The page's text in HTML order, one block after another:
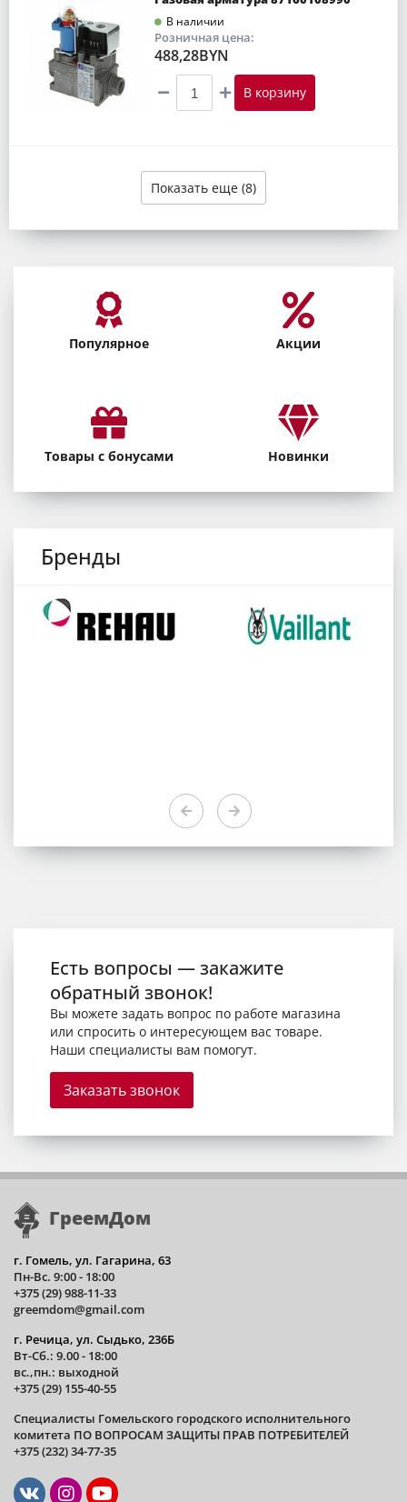
В наличии
Розничная цена:
488,28BYN
В корзину
Показать еще (8)
Популярное Акции
Товары с бонусами Новинки
Бренды
Есть вопросы — закажите
обратный звонок!
Вы можете задать вопрос по работе магазина
или спросить о интересующем вас товаре.
Наши специалисты вам помогут.
Заказать звонок
ГреемДом
г. Гомель, ул. Гагарина, 63
Пн-Вс. 9:00 - 18:00
+375 (29) 988-11-33
greemdom@gmail.com
г. Речица, ул. Сыдько, 236Б
Вт-Сб.: 9.00 - 18:00
вс.,пн.: выходной
+375 (29) 155-40-55
Специалисты Гомельского городского исполнительного
комитета ПО ВОПРОСАМ ЗАЩИТЫ ПРАВ ПОТРЕБИТЕЛЕЙ
+375 (232) 34-77-35